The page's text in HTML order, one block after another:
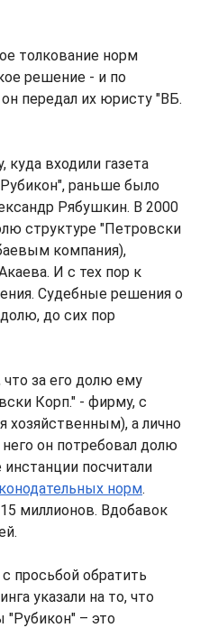
толкование норм
решение - и по
передал их юристу "ВБ.
куда входили газета
раньше было
Рябушкин. В 2000
структуре "Петровски
компания),
И с тех пор к
Судебные решения о
до сих пор
что за его долю ему
Корп." - фирму, с
хозяйственным), а лично
он потребовал долю
посчитали
норм.
миллионов. Вдобавок
с просьбой обратить
указали на то, что
"Рубикон" – это